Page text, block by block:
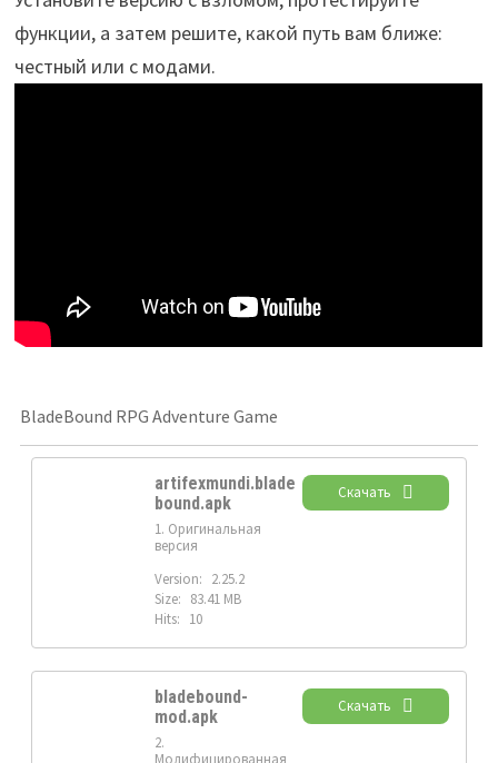
функции, а затем решите, какой путь вам ближе:
честный или с модами.
BladeBound RPG Adventure Game
artifexmundi.blade
bound.apk
1. Оригинальная
версия
Version: 2.25.2
Size: 83.41 MB
Hits: 10
Скачать
bladebound-
mod.apk
2.
Модифицированная
Скачать